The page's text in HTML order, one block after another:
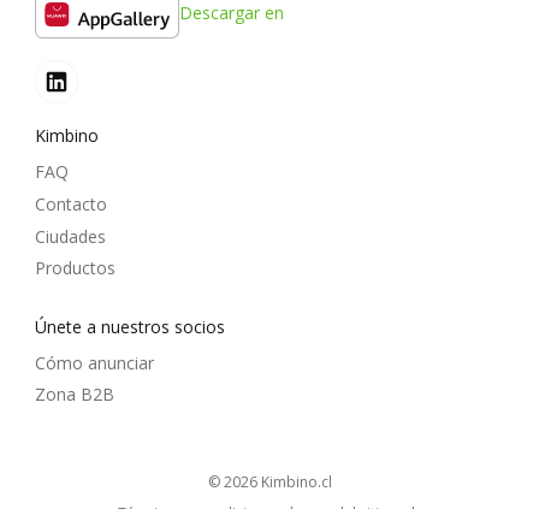
Descargar en
Kimbino
FAQ
Contacto
Ciudades
Productos
Únete a nuestros socios
Cómo anunciar
Zona B2B
© 2026 kimbino.cl